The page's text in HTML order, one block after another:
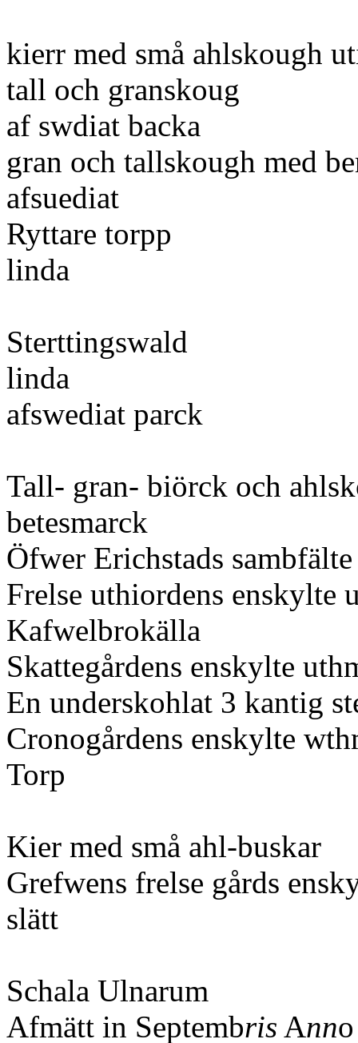
kierr med små ahlskough
tall och granskoug
af swdiat backa
gran och tallskough med
afsuediat
Ryttare torpp
linda
Sterttingswald
linda
afswediat parck
Tall- gran- biörck och
betesmarck
Öfwer Erichstads
Frelse uthiordens enskylte
Kafwelbrokälla
Skattegårdens enskylte
En underskohlat 3 kantig
Cronogårdens enskylte
Torp
Kier med små ahl-buskar
Grefwens frelse gårds
slätt
Schala Ulnarum
Afmätt in Septembris Ann